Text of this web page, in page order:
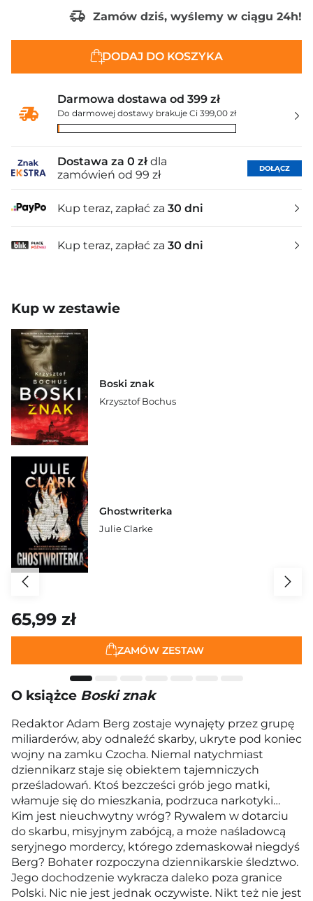
Zamów dziś, wyślemy w ciągu 24h!
DODAJ DO KOSZYKA
Darmowa dostawa od 399 zł
Do darmowej dostawy brakuje Ci 399,00 zł
Dostawa za 0 zł dla
zamówień od 99 zł
DOŁĄCZ
Kup teraz, zapłać za 30 dni
Kup teraz, zapłać za 30 dni
Kup w zestawie
Boski znak
Krzysztof Bochus
Ghostwriterka
Julie Clarke
65,99 zł
ZAMÓW ZESTAW
O książce Boski znak
Redaktor Adam Berg zostaje wynajęty przez grupę
miliarderów, aby odnaleźć skarby, ukryte pod koniec
wojny na zamku Czocha. Niemal natychmiast
dziennikarz staje się obiektem tajemniczych
prześladowań. Ktoś bezcześci grób jego matki,
włamuje się do mieszkania, podrzuca narkotyki…
Kim jest nieuchwytny wróg? Rywalem w dotarciu
do skarbu, misyjnym zabójcą, a może naśladowcą
seryjnego mordercy, którego zdemaskował niegdyś
Berg? Bohater rozpoczyna dziennikarskie śledztwo.
Jego dochodzenie wykracza daleko poza granice
Polski. Nic nie jest jednak oczywiste. Nikt też nie jest